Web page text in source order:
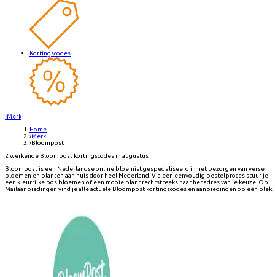
Kortingscodes
‹Merk
Home
›Merk
›Bloompost
2 werkende Bloompost kortingscodes in augustus
Bloompost is een Nederlandse online bloemist gespecialiseerd in het bezorgen van verse
bloemen en planten aan huis door heel Nederland. Via een eenvoudig bestelproces stuur je
een kleurrijke bos bloemen of een mooie plant rechtstreeks naar het adres van je keuze. Op
Mailaanbiedingen vind je alle actuele Bloompost kortingscodes en aanbiedingen op één plek.